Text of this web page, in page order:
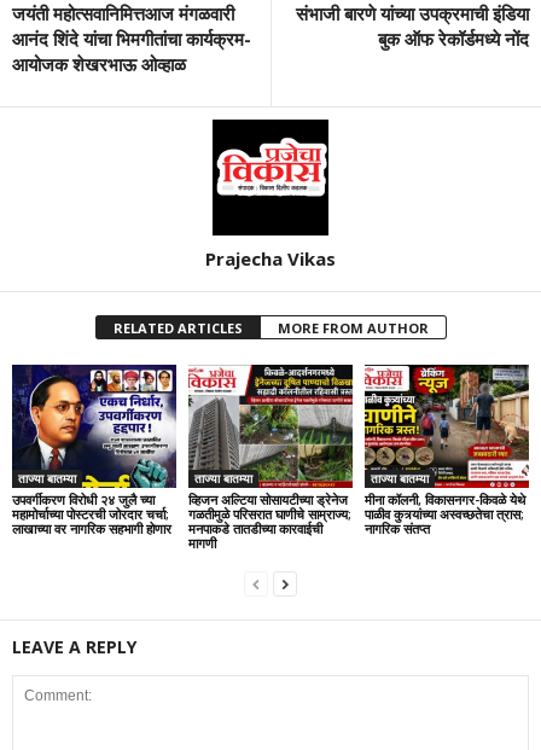
जयंती महोत्सवानिमित्तआज मंगळवारी
आनंद शिंदे यांचा भिमगीतांचा कार्यक्रम-
आयोजक शेखरभाऊ ओव्हाळ
संभाजी बारणे यांच्या उपक्रमाची इंडिया
बुक ऑफ रेकॉर्डमध्ये नोंद
Prajecha Vikas
RELATED ARTICLES MORE FROM AUTHOR
ताज्या बातम्या
उपवर्गीकरण विरोधी २४ जुलै च्या
महामोर्चाच्या पोस्टरची जोरदार चर्चा;
लाखाच्या वर नागरिक सहभागी होणार
ताज्या बातम्या
व्हिजन अल्टिया सोसायटीच्या ड्रेनेज
गळतीमुळे परिसरात घाणीचे साम्राज्य;
मनपाकडे तातडीच्या कारवाईची
मागणी
ताज्या बातम्या
मीना कॉलनी, विकासनगर-किवळे येथे
पाळीव कुत्र्यांच्या अस्वच्छतेचा त्रास;
नागरिक संतप्त
LEAVE A REPLY